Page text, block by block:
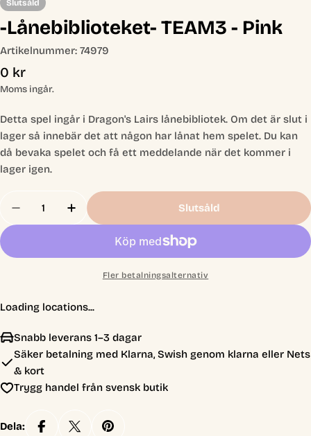
Slutsåld
-Lånebiblioteket- TEAM3 - Pink
Artikelnummer: 74979
Ordinarie
pris
0 kr
Moms ingår.
Detta spel ingår i Dragon's Lairs lånebibliotek. Om det är slut i
lager så innebär det att någon har lånat hem spelet. Du kan
då bevaka spelet och få ett meddelande när det kommer i
lager igen.
Minska Antal För -Lånebiblioteket- TEAM3 - Pink
Öka Antal För -Lånebiblioteket- TEAM3
Slutsåld
Fler betalningsalternativ
Loading locations...
Snabb leverans 1–3 dagar
Säker betalning med Klarna, Swish genom klarna eller Nets
& kort
Trygg handel från svensk butik
Dela: